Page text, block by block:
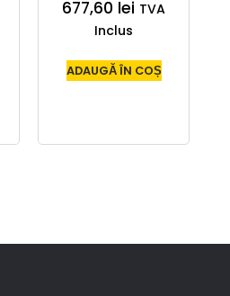
677,60 lei TVA
Inclus
ADAUGĂ ÎN COȘ